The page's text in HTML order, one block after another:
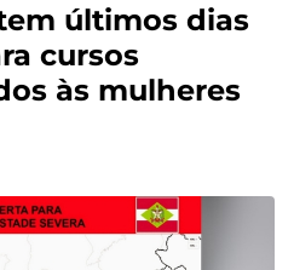
últimos dias
cursos
às mulheres